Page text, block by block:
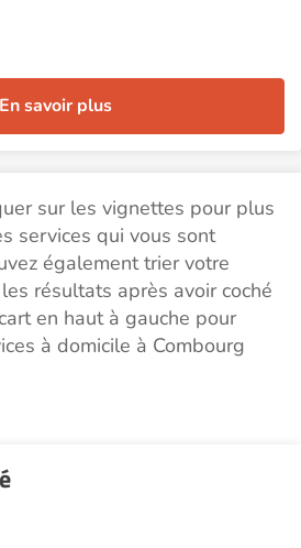
En savoir plus
sur les vignettes pour plus
services qui vous sont
également trier votre
résultats après avoir coché
en haut à gauche pour
à domicile à Combourg